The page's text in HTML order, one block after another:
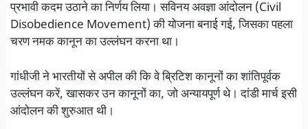
प्रभावी कदम उठाने का निर्णय लिया। सविनय अवज्ञा आंदोलन (Civil
Disobedience Movement) की योजना बनाई गई, जिसका पहला
चरण नमक कानून का उल्लंघन करना था।
गांधीजी ने भारतीयों से अपील की कि वे ब्रिटिश कानूनों का शांतिपूर्वक
उल्लंघन करें, खासकर उन कानूनों का, जो अन्यायपूर्ण थे। दांडी मार्च इसी
आंदोलन की शुरुआत थी।